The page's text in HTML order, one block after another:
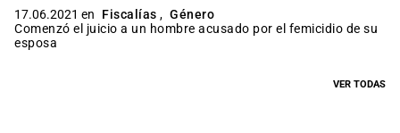
17.06.2021 en
Fiscalías , Género
Comenzó el juicio a un hombre acusado por el femicidio de su
esposa
VER TODAS